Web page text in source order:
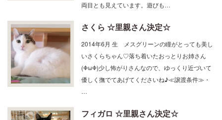
両目とも見えています。遊びも…
さくら ☆里親さん決定☆
2014年6月 生 メスグリーンの瞳がとっても美し
いさくらちゃん♡落ち着いたおっとりお姉さん
(ΦωΦ)少し怖がりさんなので、ゆっくり近づいて
優しく撫でてあげてくださいね♪≪譲渡条件≫・
…
フィガロ ☆里親さん決定☆